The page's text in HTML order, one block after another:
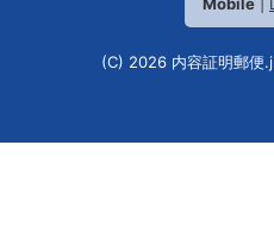
(C) 2026 内容証明郵便